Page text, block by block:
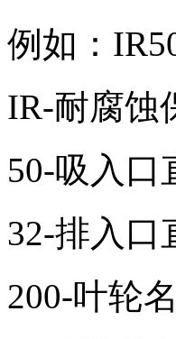
例如：
IR-耐腐蚀
50-吸入口
32-排入口
200-叶轮